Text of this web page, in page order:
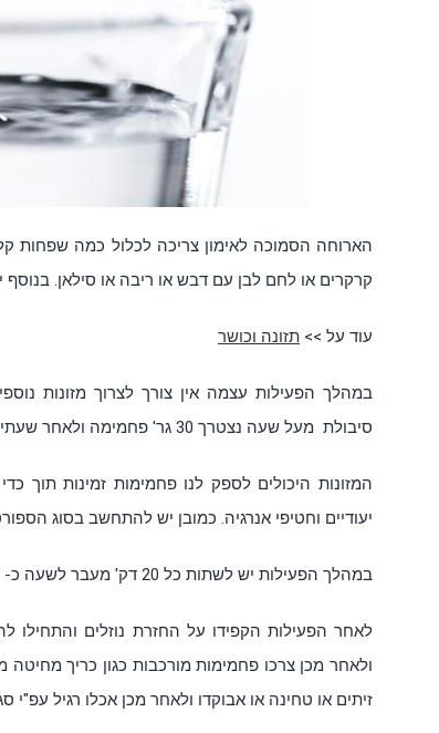
הארוחה הסמוכה לאימון צריכה לכלול כמה שפחות
קרקרים או לחם לבן עם דבש או ריבה או סילאן. בנוסף יש
עוד על >> תזונה וכושר
במהלך הפעילות עצמה אין צורך לצרוך מזונות
סיבולת מעל שעה נצטרך 30 גר' פחמימה ולאחר שעתיים 60 גר' פחמימה ולאחר 3 שעות 90 גר' פחמימה.
המזונות היכולים לספק לנו פחמימות זמינות תוך
יעודיים וחטיפי אנרגיה. כמובן יש להתחשב בסוג
במהלך הפעילות יש לשתות כל 20 דק' מעבר לשעה כ- 150 מ"ל מים.
לאחר הפעילות הקפידו על החזרת נוזלים והתחילו
ולאחר מכן צרכו פחמימות מורכבות כגון כריך
זיתים או טחינה או אבוקדו ולאחר מכן אכלו רגיל עפ"י